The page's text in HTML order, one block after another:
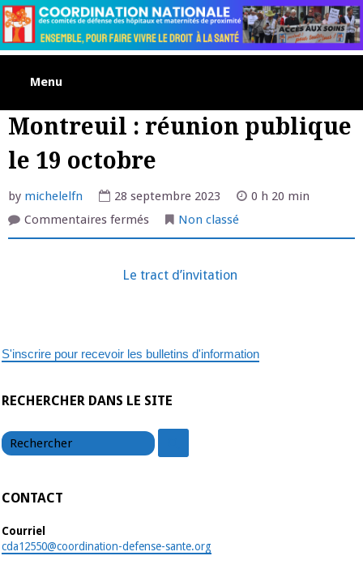
Skip
to
content
Menu
Montreuil : réunion publique
le 19 octobre
by michelelfn 28 septembre 2023
0 h 20 min
Commentaires ferméssur
:
le
Non classé
Le tract d’invitation
S'inscrire pour recevoir les bulletins d'information
RECHERCHER DANS LE SITE
CONTACT
Courriel
cda12550@coordination-defense-sante.org